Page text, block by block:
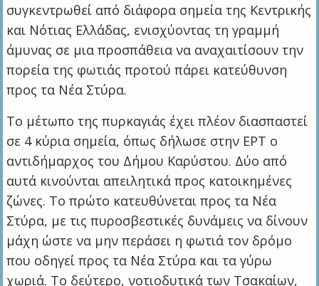
συγκεντρωθεί από διάφορα σημεία της Κεντρικής
και Νότιας Ελλάδας, ενισχύοντας τη γραμμή
άμυνας σε μια προσπάθεια να αναχαιτίσουν την
πορεία της φωτιάς προτού πάρει κατεύθυνση
προς τα Νέα Στύρα.
Το μέτωπο της πυρκαγιάς έχει πλέον διασπαστεί
σε 4 κύρια σημεία, όπως δήλωσε στην ΕΡΤ ο
αντιδήμαρχος του Δήμου Καρύστου. Δύο από
αυτά κινούνται απειλητικά προς κατοικημένες
ζώνες. Το πρώτο κατευθύνεται προς τα Νέα
Στύρα, με τις πυροσβεστικές δυνάμεις να δίνουν
μάχη ώστε να μην περάσει η φωτιά τον δρόμο
που οδηγεί προς τα Νέα Στύρα και τα γύρω
χωριά. Το δεύτερο, νοτιοδυτικά των Τσακαίων,